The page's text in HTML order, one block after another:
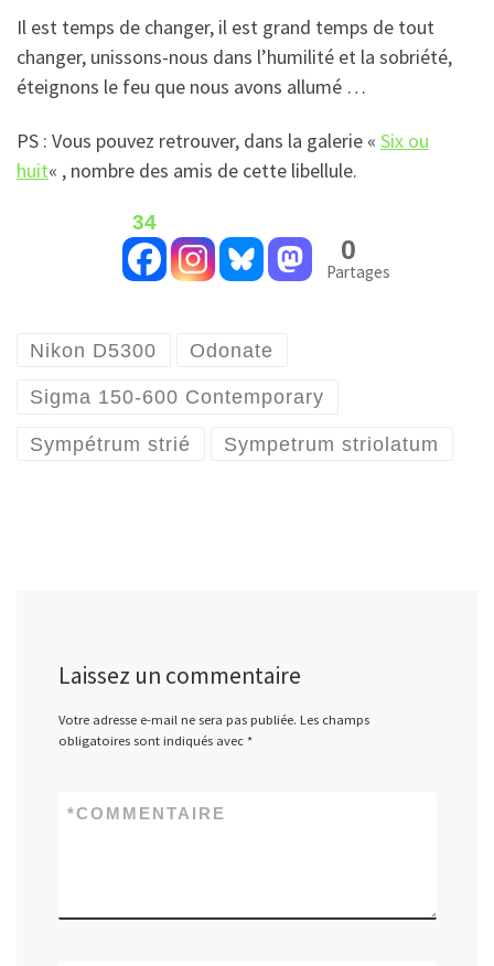
Il est temps de changer, il est grand temps de tout
changer, unissons-nous dans l’humilité et la sobriété,
éteignons le feu que nous avons allumé …
PS : Vous pouvez retrouver, dans la galerie « Six ou
huit« , nombre des amis de cette libellule.
34
0
Partages
Nikon D5300 Odonate
Sigma 150-600 Contemporary
Sympétrum strié Sympetrum striolatum
Laissez un commentaire
Votre adresse e-mail ne sera pas publiée. Les champs
obligatoires sont indiqués avec *
COMMENTAIRE
*